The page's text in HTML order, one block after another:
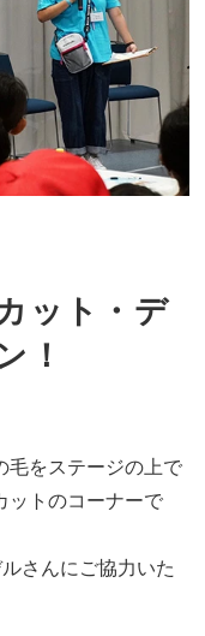
ット・デ
！
毛をステージの上で
ットのコーナーで
さんにご協力いた